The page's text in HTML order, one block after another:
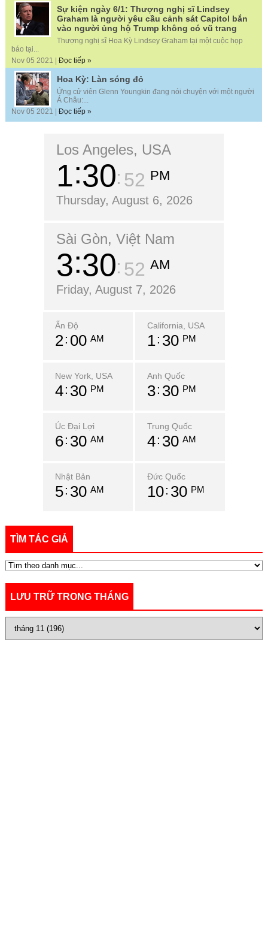
Sự kiện ngày 6/1: Thượng nghị sĩ Lindsey
Graham là người yêu cầu cảnh sát Capitol bắn
vào người ủng hộ Trump không có vũ trang
Thượng nghị sĩ Hoa Kỳ Lindsey Graham tại một cuộc họp
báo tại...
Nov 05 2021 | Đọc tiếp »
Hoa Kỳ: Làn sóng đỏ
Ứng cử viên Glenn Youngkin đang nói chuyện với một người
Á Châu:...
Nov 05 2021 | Đọc tiếp »
Los Angeles, USA
1 30 54 PM
Thursday, August 6, 2026
Sài Gòn, Việt Nam
3 30 54 AM
Friday, August 7, 2026
Ấn Độ
2 00 AM
California, USA
1 30 PM
New York, USA
4 30 PM
Anh Quốc
3 30 PM
Úc Đại Lợi
6 30 AM
Trung Quốc
4 30 AM
Nhật Bản
5 30 AM
Đức Quốc
10 30 PM
TÌM TÁC GIẢ
LƯU TRỮ TRONG THÁNG